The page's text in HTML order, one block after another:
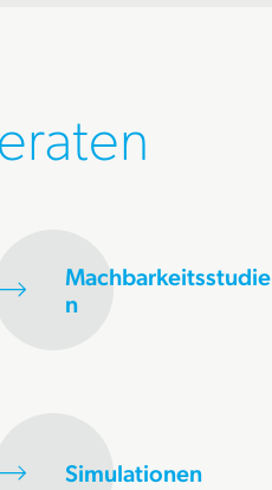
Machbarkeitsstudie
n
Simulationen